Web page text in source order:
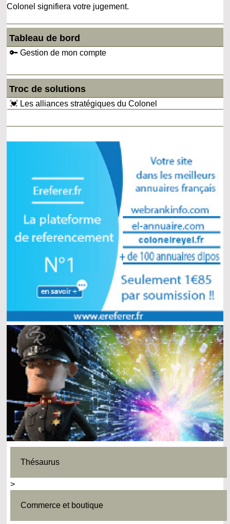
Colonel signifiera votre jugement.
Tableau de bord
🔑 Gestion de mon compte
Troc de solutions
💓 Les alliances stratégiques du Colonel
Thésaurus
>
Commerce et boutique